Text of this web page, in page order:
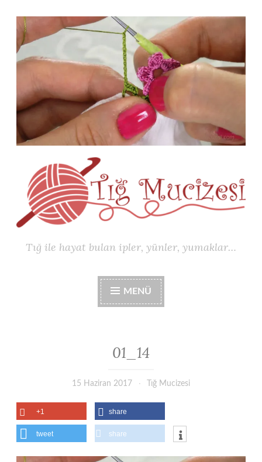
İçeriğe
geç
Tığ ile hayat bulan ipler, yünler, yumaklar…
MENÜ
01_14
15 Haziran 2017 Tığ Mucizesi
+1 share
tweet share